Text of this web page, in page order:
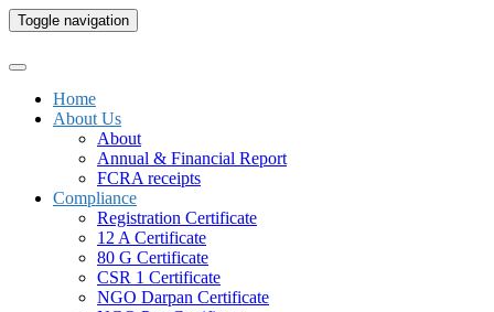
Toggle navigation
Home
About Us
About
Annual & Financial Report
FCRA receipts
Compliance
Registration Certificate
12 A Certificate
80 G Certificate
CSR 1 Certificate
NGO Darpan Certificate